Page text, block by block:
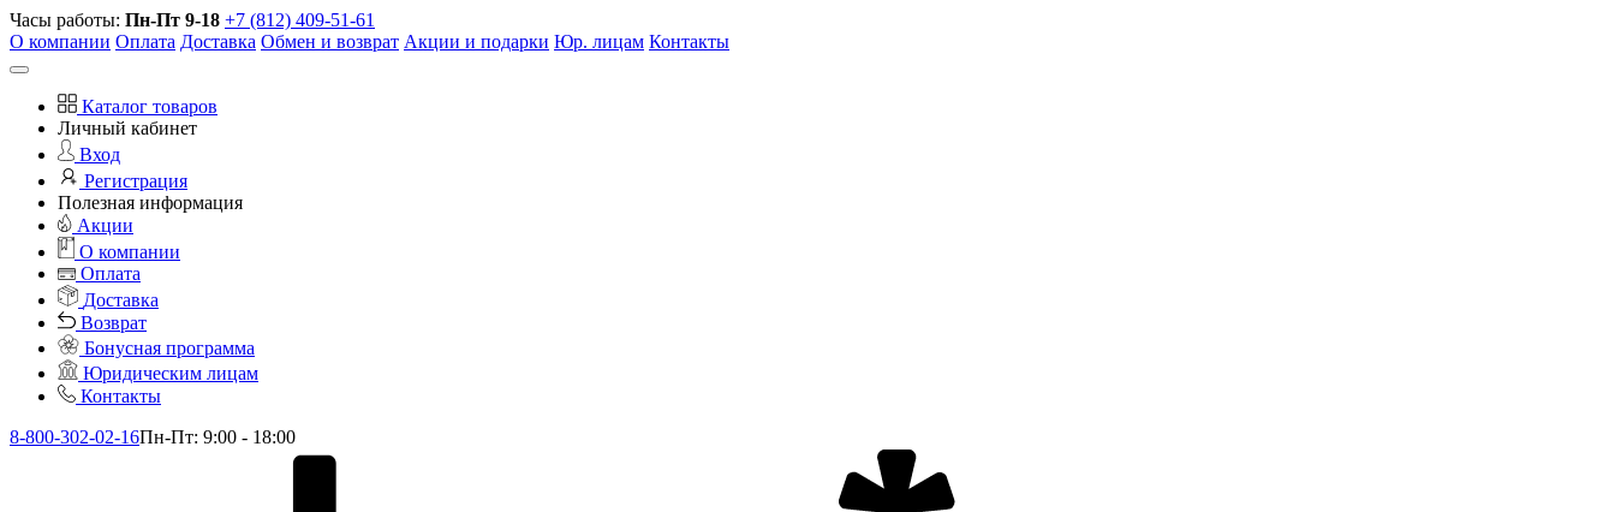
Часы работы: Пн-Пт 9-18 +7 (812) 409-51-61
О компании Оплата Доставка Обмен и возврат Акции и подарки Юр. лицам Контакты
Каталог товаров
Личный кабинет
Вход
Регистрация
Полезная информация
Акции
О компании
Оплата
Доставка
Возврат
Бонусная программа
Юридическим лицам
Контакты
8-800-302-02-16Пн-Пт: 9:00 - 18:00